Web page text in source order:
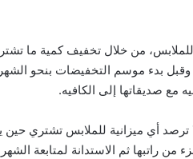
للملابس، من خلال تخفيف كمية ما
مع صديقاتها إلى الكافيه.
فهي لا ترصد أي ميزانية للملابس
راتبها ثم الاستدانة لمتابعة